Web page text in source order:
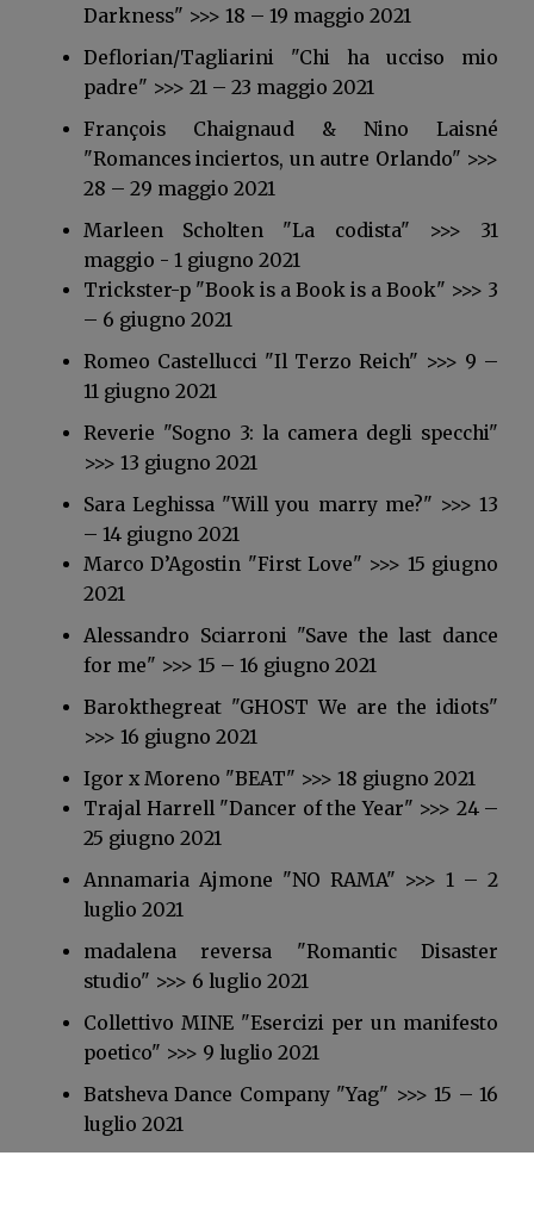
Darkness" >>> 18 – 19 maggio 2021
Deflorian/Tagliarini "Chi ha ucciso mio
padre" >>> 21 – 23 maggio 2021
François Chaignaud & Nino Laisné
"Romances inciertos, un autre Orlando" >>>
28 – 29 maggio 2021
Marleen Scholten "La codista" >>> 31
maggio - 1 giugno 2021
Trickster-p "Book is a Book is a Book" >>> 3
– 6 giugno 2021
Romeo Castellucci "Il Terzo Reich" >>> 9 –
11 giugno 2021
Reverie "Sogno 3: la camera degli specchi"
>>> 13 giugno 2021
Sara Leghissa "Will you marry me?" >>> 13
– 14 giugno 2021
Marco D’Agostin "First Love" >>> 15 giugno
2021
Alessandro Sciarroni "Save the last dance
for me" >>> 15 – 16 giugno 2021
Barokthegreat "GHOST We are the idiots"
>>> 16 giugno 2021
Igor x Moreno "BEAT" >>> 18 giugno 2021
Trajal Harrell "Dancer of the Year" >>> 24 –
25 giugno 2021
Annamaria Ajmone "NO RAMA" >>> 1 – 2
luglio 2021
madalena reversa "Romantic Disaster
studio" >>> 6 luglio 2021
Collettivo MINE "Esercizi per un manifesto
poetico" >>> 9 luglio 2021
Batsheva Dance Company "Yag" >>> 15 – 16
luglio 2021